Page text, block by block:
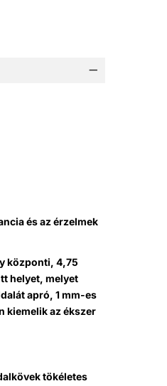
és az érzelmek
központi, 4,75
helyet, melyet
apró, 1 mm-es
kiemelik az ékszer
tökéletes